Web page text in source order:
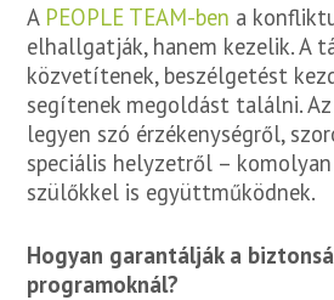
A PEOPLE TEAM-ben a
elhallgatják, hanem kezelik. A
közvetítenek, beszélgetést
segítenek megoldást találni.
legyen szó érzékenységről,
speciális helyzetről – komolyan
szülőkkel is együttműködnek.
Hogyan garantálják a
programoknál?